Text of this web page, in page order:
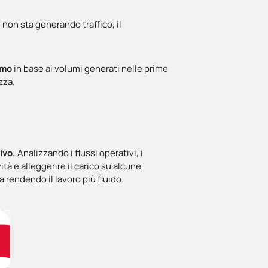
sta generando traffico, il
in base ai volumi generati nelle prime
Analizzando i flussi operativi, i
e alleggerire il carico su alcune
rendendo il lavoro più fluido.